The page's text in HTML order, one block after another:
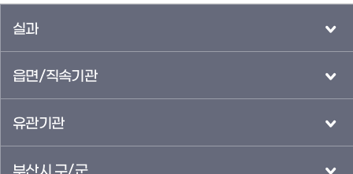
실과
읍면/직속기관
유관기관